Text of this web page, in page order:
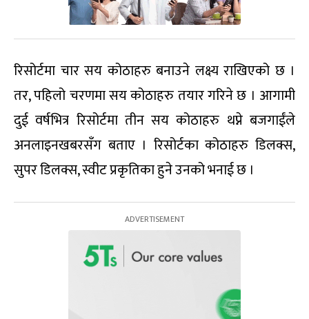
रिसोर्टमा चार सय कोठाहरु बनाउने लक्ष्य राखिएको छ ।
तर, पहिलो चरणमा सय कोठाहरु तयार गरिने छ । आगामी
दुई वर्षभित्र रिसोर्टमा तीन सय कोठाहरु थप्ने बजगाईंले
अनलाइनखबरसँग बताए । रिसोर्टका कोठाहरु डिलक्स,
सुपर डिलक्स, स्वीट प्रकृतिका हुने उनको भनाई छ ।